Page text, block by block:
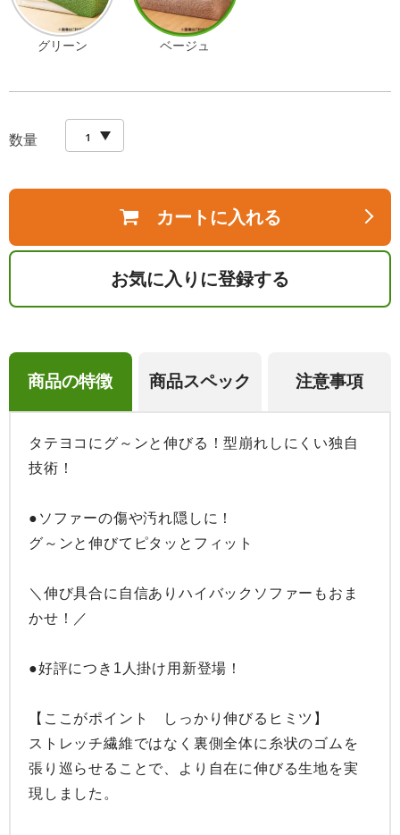
グリーン ベージュ
数量
カートに入れる
お気に入りに登録する
商品の特徴 商品スペック 注意事項
タテヨコにグ～ンと伸びる！型崩れしにくい独自
技術！
●ソファーの傷や汚れ隠しに！
グ～ンと伸びてピタッとフィット
＼伸び具合に自信ありハイバックソファーもおま
かせ！／
●好評につき1人掛け用新登場！
【ここがポイント　しっかり伸びるヒミツ】
ストレッチ繊維ではなく裏側全体に糸状のゴムを
張り巡らせることで、より自在に伸びる生地を実
現しました。